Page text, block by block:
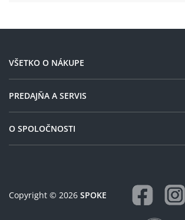
VŠETKO O NÁKUPE
PREDAJŇA A SERVIS
O SPOLOČNOSTI
Copyright © 2026 SPOKE